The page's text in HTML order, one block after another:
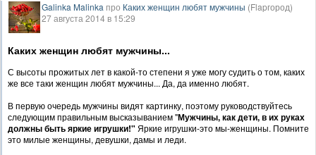
Galinka Malinka про Каких женщин любят мужчины (Flapгород)
27 августа 2014 в 15:29
Каких женщин любят мужчины...
С высоты прожитых лет в какой-то степени я уже могу судить о том, каких
же все таки женщин любят мужчины... Да, да именно любят.
В первую очередь мужчины видят картинку, поэтому руководствуйтесь
следующим правильным высказыванием "Мужчины, как дети, в их руках
должны быть яркие игрушки!" Яркие игрушки-это мы-женщины. Помните
это милые женщины, девушки, дамы и леди.